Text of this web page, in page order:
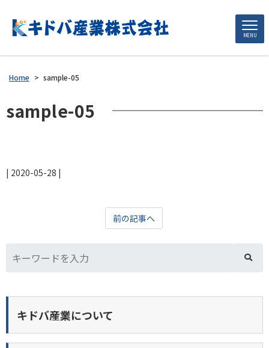
MENU
Home > sample-05
sample-05
| 2020-05-28 |
前の記事へ
キドバ産業について